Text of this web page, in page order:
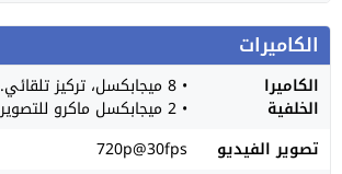
الكاميرات
الكاميرا
الخلفية
• 8 ميجابكسل، تركيز تلقائي.
• 2 ميجابكسل ماكرو للتصوير القريب.
تصوير الفيديو
720p@30fps